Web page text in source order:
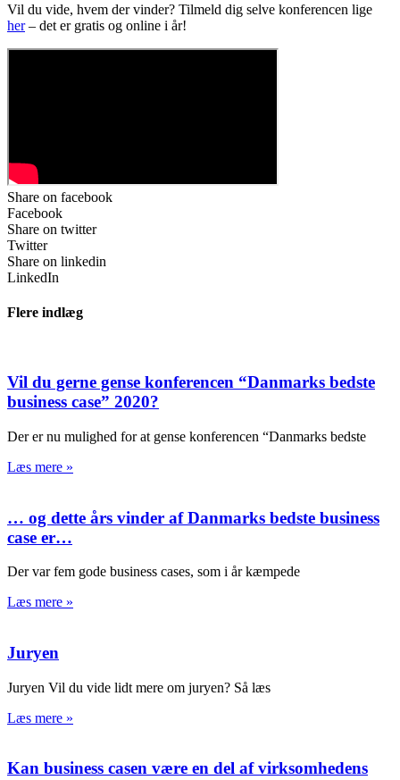
Vil du vide, hvem der vinder? Tilmeld dig selve konferencen lige
her– det er gratis og online i år!
Share on facebook
Facebook
Share on twitter
Twitter
Share on linkedin
LinkedIn
Flere indlæg
Vil du gerne gense konferencen “Danmarks bedste
business case” 2020?
Der er nu mulighed for at gense konferencen “Danmarks bedste
Læs mere »
… og dette års vinder af Danmarks bedste business
case er…
Der var fem gode business cases, som i år kæmpede
Læs mere »
Juryen
Juryen Vil du vide lidt mere om juryen? Så læs
Læs mere »
Kan business casen være en del af virksomhedens